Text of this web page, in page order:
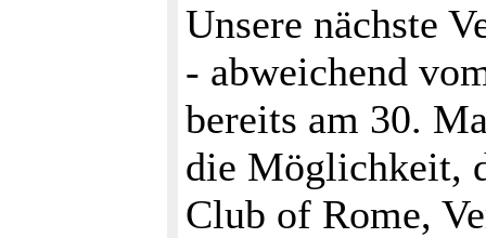
Unsere nächste
- abweichend
bereits am 30.
die Möglichkeit,
Club of Rome,